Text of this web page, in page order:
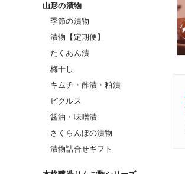
山形の漬物
季節の漬物
漬物【定期便】
たくあん漬
梅干し
キムチ・酢漬・粕漬
ピクルス
醤油・味噌漬
さくらんぼの漬物
漬物詰合せギフト